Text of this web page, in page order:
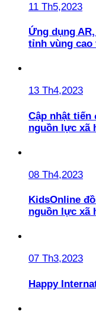
11 Th5,2023
Ứng dụng
tỉnh vùng cao
13 Th4,2023
Cập nhật
nguồn lực xã
08 Th4,2023
KidsOnline
nguồn lực xã
07 Th3,2023
Happy